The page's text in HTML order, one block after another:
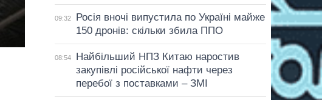
09:32
Росія вночі випустила по Україні майже
150 дронів: скільки збила ППО
08:54
Найбільший НПЗ Китаю наростив
закупівлі російської нафти через
перебої з поставками – ЗМІ